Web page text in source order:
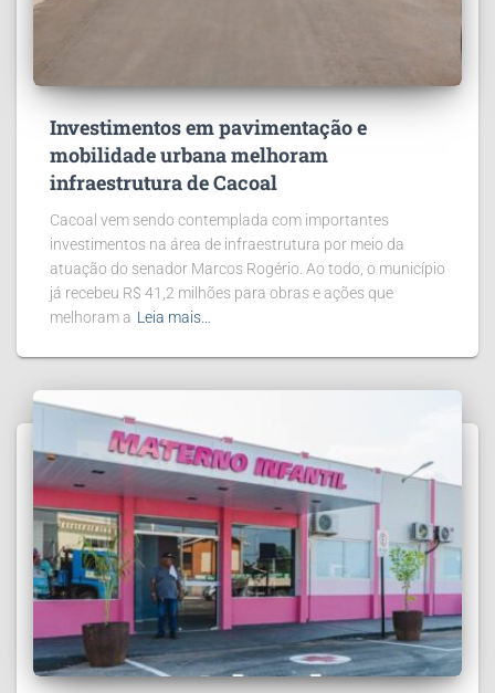
Investimentos em pavimentação e
mobilidade urbana melhoram
infraestrutura de Cacoal
Cacoal vem sendo contemplada com importantes
investimentos na área de infraestrutura por meio da
atuação do senador Marcos Rogério. Ao todo, o município
já recebeu R$ 41,2 milhões para obras e ações que
melhoram a Leia mais…